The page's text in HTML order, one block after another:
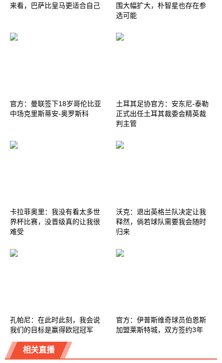
来看，巴萨比皇马更适合自己
围大幅扩大，朴智星也存在参
选可能
官方：曼联签下18岁哥伦比亚
中场克里斯蒂安-奥罗斯科
土耳其足协官方：安东尼-泰勒
正式出任土耳其裁委会精英裁
判主管
卡拉菲奥里：我没有看太多世
界杯比赛，没晋级真的让我很
难受
沃克：退出英格兰队决定让我
释然，倘若球队需要我会随时
归来
孔帕尼：在此时此刻，我会说
我们的目标是赢得欧冠冠军
官方：伊普斯维奇球员伯恩斯
加盟莱斯特城，双方签约3年
相关直播